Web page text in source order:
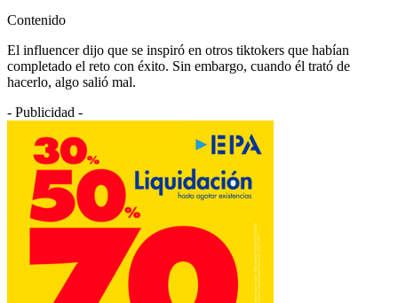
Contenido
El influencer dijo que se inspiró en otros tiktokers que habían
completado el reto con éxito. Sin embargo, cuando él trató de
hacerlo, algo salió mal.
- Publicidad -